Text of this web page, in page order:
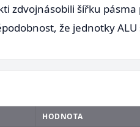
zdvojnásobili šířku
že jednotky
HODNOTA